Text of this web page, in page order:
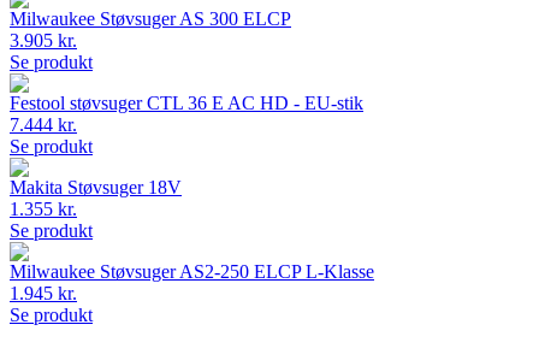
Milwaukee Støvsuger AS 300 ELCP
3.905 kr.
Se produkt
Festool støvsuger CTL 36 E AC HD - EU-stik
7.444 kr.
Se produkt
Makita Støvsuger 18V
1.355 kr.
Se produkt
Milwaukee Støvsuger AS2-250 ELCP L-Klasse
1.945 kr.
Se produkt